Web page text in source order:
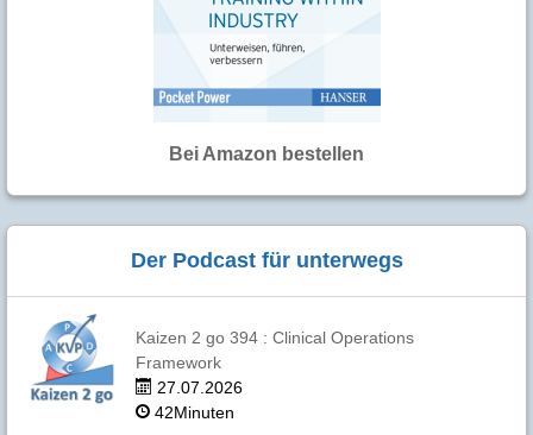
Bei Amazon bestellen
Der Podcast für unterwegs
Kaizen 2 go 394 : Clinical Operations
Framework
27.07.2026
42Minuten